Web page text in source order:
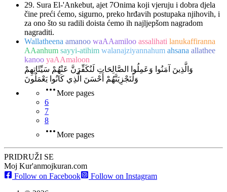
29. Sura El-'Ankebut, ajet 7Onima koji vjeruju i dobra djela
čine preći ćemo, sigurno, preko hrđavih postupaka njihovih, i
za ono što su radili doista ćemo ih najljepšom nagradom
nagraditi.
Wallatheena amanoo waAAamiloo assalihati lanukaffiranna
AAanhum sayyi-atihim walanajziyannahum ahsana allathee
kanoo yaAAmaloon
وَالَّذِينَ آمَنُوا وَعَمِلُوا الصَّالِحَاتِ لَنُكَفِّرَنَّ عَنْهُمْ سَيِّئَاتِهِمْ
وَلَنَجْزِيَنَّهُمْ أَحْسَنَ الَّذِي كَانُوا يَعْمَلُونَ
More pages
6
7
8
More pages
PRIDRUŽI SE
Moj Kur'anmojkuran.com
Follow on Facebook
Follow on Instagram